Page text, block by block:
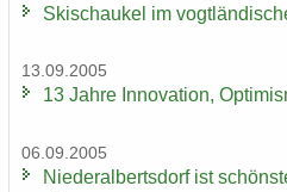
Ski­schau­kel im
13.09.2005
13 Jahre In­no­va­ti­on,
06.09.2005
Nie­der­al­berts­dorf ist